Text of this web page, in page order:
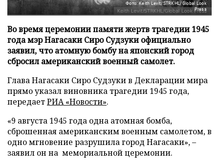
Фото: Keith Levit/STRKHL/Global Look
Press
Во время церемонии памяти жертв трагедии 1945
года мэр Нагасаки Сиро Судзуки официально
заявил, что атомную бомбу на японский город
сбросил американский военный самолет.
Глава Нагасаки Сиро Судзуки в Декларации мира
прямо указал виновника трагедии 1945 года,
передаетРИА «Новости».
«9 августа 1945 года одна атомная бомба,
сброшенная американским военным самолетом, в
одно мгновение разрушила город Нагасаки», –
заявил он на мемориальной церемонии.